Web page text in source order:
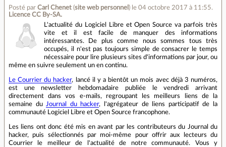
Posté par Carl Chenet (site web personnel ) le 04 octobre 2017 à 11:55.
Licence CC By‑SA.
L'actualité du Logiciel Libre et Open Source va parfois très
vite et il est facile de manquer des informations
intéressantes. De plus comme nous sommes tous très
occupés, il n'est pas toujours simple de consacrer le temps
nécessaire pour lire plusieurs sites d'informations par jour, ou
même en suivre seulement un en continu.
Le Courrier du hacker, lancé il y a bientôt un mois avec déjà 3 numéros,
est une newsletter hebdomadaire publiée le vendredi arrivant
directement dans vos e-mails, regroupant les meilleurs liens de la
semaine du
Journal du hacker, l'agrégateur de liens participatif de la
communauté Logiciel Libre et Open Source francophone.
Les liens ont donc été mis en avant par les contributeurs du Journal du
hacker, puis sélectionnés par moi-même pour offrir aux lecteurs du
Courrier le meilleur de l'actualité de notre communauté. Vous y